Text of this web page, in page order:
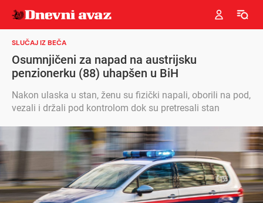
SLUČAJ IZ BEČA
Osumnjičeni za napad na austrijsku
penzionerku (88) uhapšen u BiH
Nakon ulaska u stan, ženu su fizički napali, oborili na pod,
vezali i držali pod kontrolom dok su pretresali stan